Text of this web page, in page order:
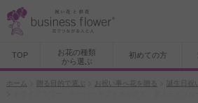
TOP
お花の種類
から選ぶ
初めての方
ホーム 贈る目的で選ぶ お祝い事へ花を贈る
誕生日祝